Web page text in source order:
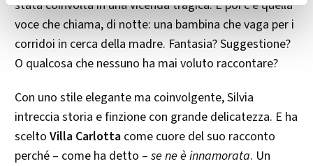
stata coinvolta in una vicenda tragica. E poi c’è quella
voce che chiama, di notte: una bambina che vaga per i
corridoi in cerca della madre. Fantasia? Suggestione?
O qualcosa che nessuno ha mai voluto raccontare?
Con uno stile elegante ma coinvolgente, Silvia
intreccia storia e finzione con grande delicatezza. E ha
scelto Villa Carlotta come cuore del suo racconto
perché – come ha detto – se ne è innamorata. Un